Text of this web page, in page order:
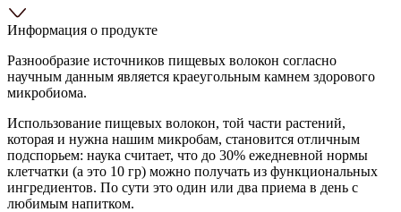
Информация о продукте
Разнообразие источников пищевых волокон согласно
научным данным является краеугольным камнем здорового
микробиома.
Использование пищевых волокон, той части растений,
которая и нужна нашим микробам, становится отличным
подспорьем: наука считает, что до 30% ежедневной нормы
клетчатки (а это 10 гр) можно получать из функциональных
ингредиентов. По сути это один или два приема в день с
любимым напитком.